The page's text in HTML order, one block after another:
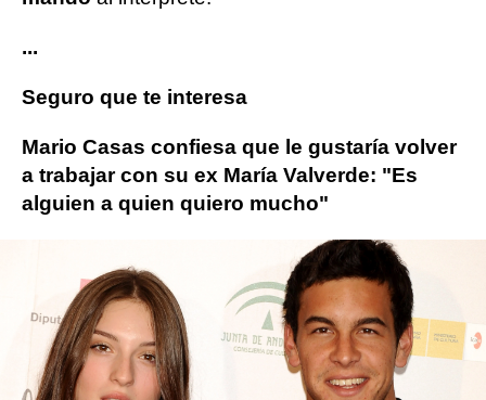
...
Seguro que te interesa
Mario Casas confiesa que le gustaría volver
a trabajar con su ex María Valverde: "Es
alguien a quien quiero mucho"
Mario Casas Juan José Ballesta redes sociales